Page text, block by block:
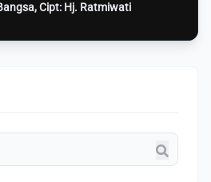
Cipt: Hj. Ratmiwati